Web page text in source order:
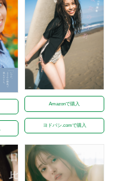
Amazonで購入
ヨドバシ.comで購入